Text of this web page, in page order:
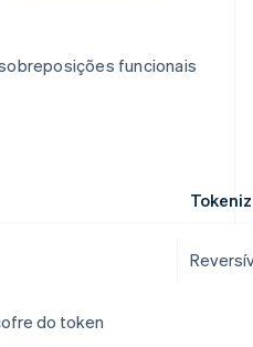
funcionais
do token